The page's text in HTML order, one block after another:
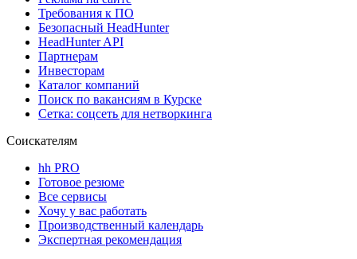
Требования к ПО
Безопасный HeadHunter
HeadHunter API
Партнерам
Инвесторам
Каталог компаний
Поиск по вакансиям в Курске
Сетка: соцсеть для нетворкинга
Соискателям
hh PRO
Готовое резюме
Все сервисы
Хочу у вас работать
Производственный календарь
Экспертная рекомендация